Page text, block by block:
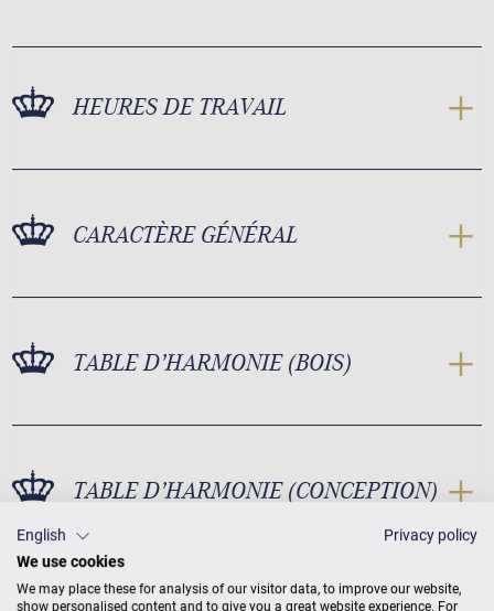
HEURES DE TRAVAIL
CARACTÈRE GÉNÉRAL
TABLE D’HARMONIE (BOIS)
TABLE D’HARMONIE (CONCEPTION)
English
Privacy policy
We use cookies
We may place these for analysis of our visitor data, to improve our website,
show personalised content and to give you a great website experience. For